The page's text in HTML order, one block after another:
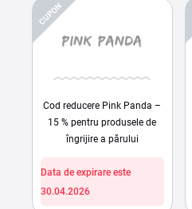
CUPON
Cod reducere Pink Panda –
15 % pentru produsele de
îngrijire a părului
Data de expirare este
30.04.2026